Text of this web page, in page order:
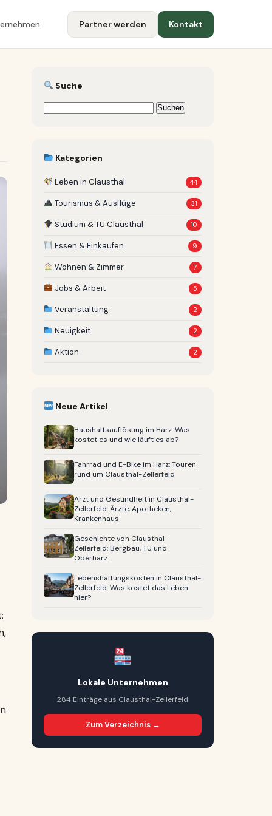
Partner werden Kontakt
Suche
Suchen
Kategorien
Leben in Clausthal 44
Tourismus & Ausflüge 31
Studium & TU Clausthal 10
Essen & Einkaufen 9
Wohnen & Zimmer 7
Jobs & Arbeit 5
Veranstaltung 2
Neuigkeit 2
Aktion 2
Neue Artikel
Haushaltsauflösung im Harz: Was
kostet es und wie läuft es ab?
Fahrrad und E-Bike im Harz: Touren
rund um Clausthal-Zellerfeld
Arzt und Gesundheit in Clausthal-
Zellerfeld: Ärzte, Apotheken,
Krankenhaus
Geschichte von Clausthal-
Zellerfeld: Bergbau, TU und
Oberharz
Lebenshaltungskosten in Clausthal-
Zellerfeld: Was kostet das Leben
hier?
Lokale Unternehmen
284 Einträge aus Clausthal-Zellerfeld
Zum Verzeichnis →